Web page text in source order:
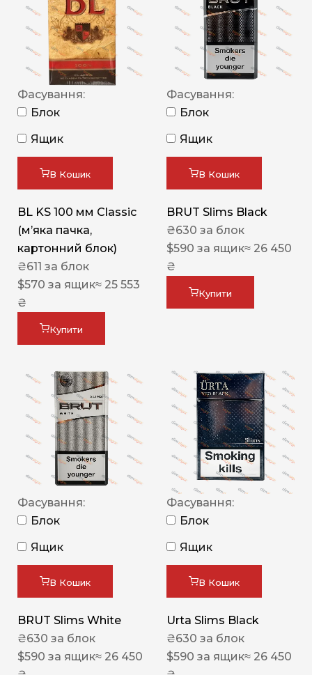
Фасування:
Блок
Ящик
В Кошик
BL KS 100 мм Classic
(м’яка пачка,
картонний блок)
₴611 за блок
$570 за ящик≈ 25 553
₴
Купити
Фасування:
Блок
Ящик
В Кошик
BRUT Slims Black
₴630 за блок
$590 за ящик≈ 26 450
₴
Купити
Фасування:
Блок
Ящик
В Кошик
BRUT Slims White
₴630 за блок
$590 за ящик≈ 26 450
Фасування:
Блок
Ящик
В Кошик
Urta Slims Black
₴630 за блок
$590 за ящик≈ 26 450